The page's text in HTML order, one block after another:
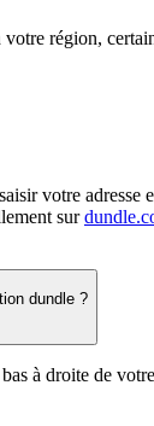
région,
votre
sur
dundle ?
à droite de